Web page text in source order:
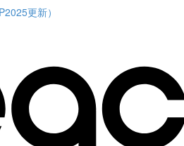
更新）